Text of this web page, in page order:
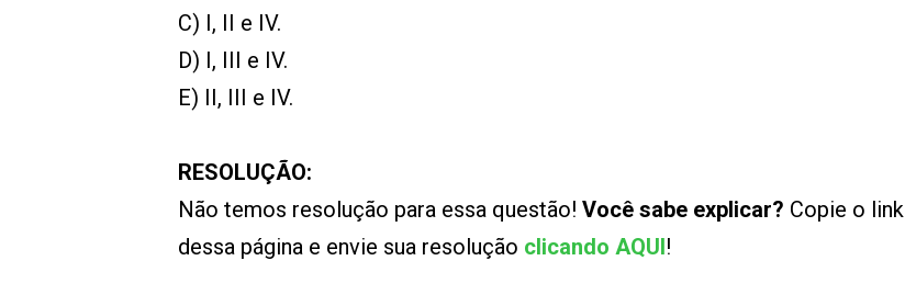
C) I, II e IV.
D) I, III e IV.
E) II, III e IV.
RESOLUÇÃO:
Não temos resolução para essa questão! Você sabe explicar? Copie o link
dessa página e envie sua resolução clicando AQUI!